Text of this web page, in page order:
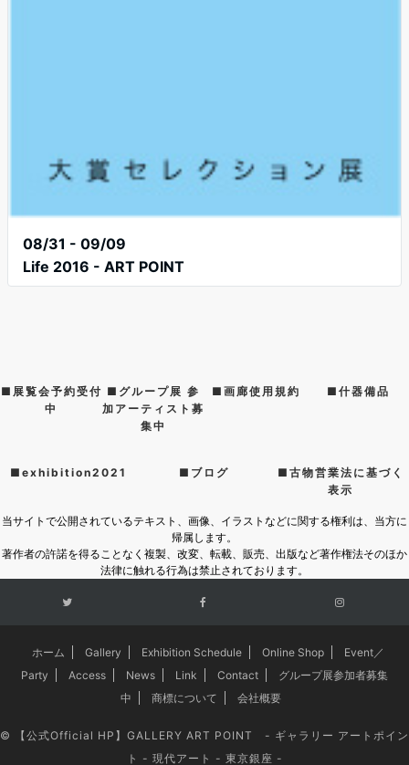
08/31 - 09/09
Life 2016 - ART POINT
■展覧会予約受付
中
■グループ展 参
加アーティスト募
集中
■画廊使用規約 ■什器備品
■exhibition2021 ■ブログ
■古物営業法に基づく
表示
当サイトで公開されているテキスト、画像、イラストなどに関する権利は、当方に
帰属します。
著作者の許諾を得ることなく複製、改変、転載、販売、出版など著作権法そのほか
法律に触れる行為は禁止されております。
ホーム Gallery Exhibition Schedule Online Shop
Event／
Party
Access News Link Contact
グループ展参加者募集
中
商標について 会社概要
©
【公式Official HP】GALLERY ART POINT - ギャラリー アートポイン
ト - 現代アート - 東京銀座 -